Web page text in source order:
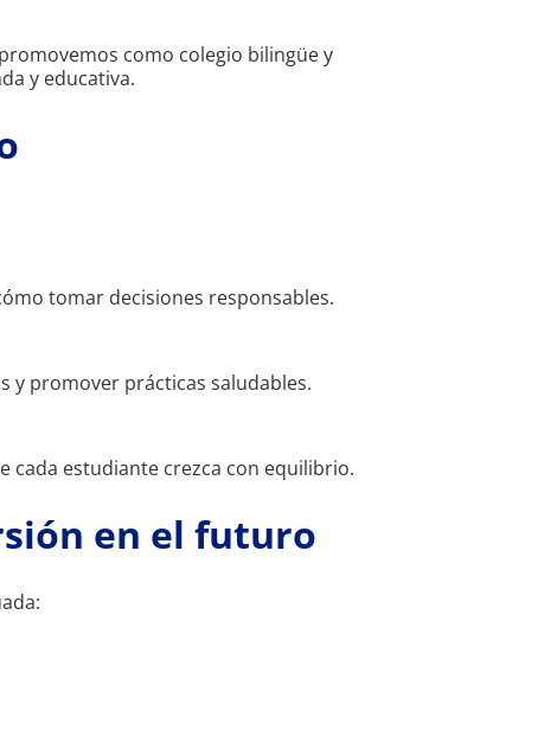
como colegio bilingüe y
y educativa.
tomar decisiones responsables.
y promover prácticas saludables.
cada estudiante crezca con equilibrio.
en el futuro